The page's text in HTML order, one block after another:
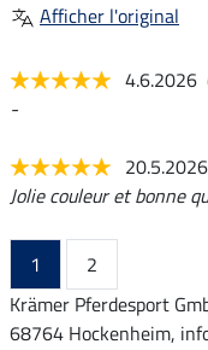
Afficher l'original
4.6.2026
-
20.5.2026
Jolie couleur et bonne
1
2
Krämer Pferdesport
68764 Hockenheim,